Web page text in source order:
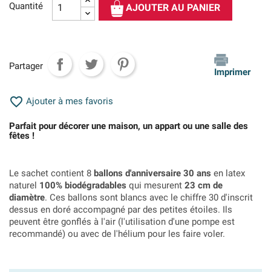
Quantité AJOUTER AU PANIER
Partager
Imprimer
 Ajouter à mes favoris
Parfait pour décorer une maison, un appart ou une salle des
fêtes !
Le sachet contient 8 ballons d'anniversaire 30 ans en latex
naturel 100% biodégradables qui mesurent 23 cm de
diamètre. Ces ballons sont blancs avec le chiffre 30 d'inscrit
dessus en doré accompagné par des petites étoiles. Ils
peuvent être gonflés à l'air (l'utilisation d'une pompe est
recommandé) ou avec de l'hélium pour les faire voler.